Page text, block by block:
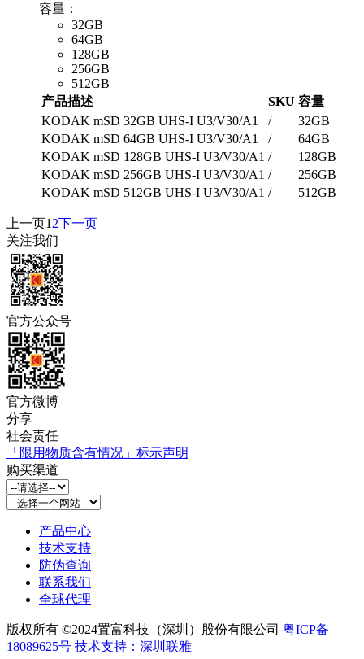
容量：
32GB
64GB
128GB
256GB
512GB
产品描述
SKU 容量
KODAK mSD 32GB UHS-I U3/V30/A1
/
32GB
KODAK mSD 64GB UHS-I U3/V30/A1
/
64GB
KODAK mSD 128GB UHS-I U3/V30/A1 /
128GB
KODAK mSD 256GB UHS-I U3/V30/A1 /
256GB
KODAK mSD 512GB UHS-I U3/V30/A1 / 512GB
上一页1 2下一页
关注我们
官方公众号
官方微博
分享
社会责任
「限用物质含有情况」标示声明
购买渠道
产品中心
技术支持
防伪查询
联系我们
全球代理
版权所有 ©2024置富科技（深圳）股份有限公司 粤ICP备
18089625号 技术支持：深圳联雅